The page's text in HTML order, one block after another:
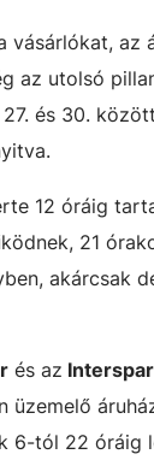
vásárlókat,
az utolsó
és 30.
12 óráig
21
akárcsak
és az Interspar
6-tól 22 óráig